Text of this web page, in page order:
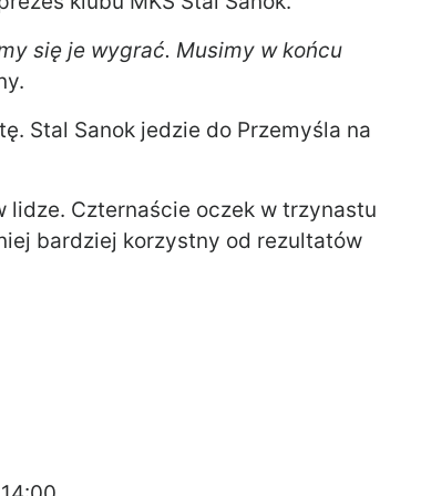
się je wygrać. Musimy w końcu
Stal Sanok jedzie do Przemyśla na
lidze. Czternaście oczek w trzynastu
bardziej korzystny od rezultatów